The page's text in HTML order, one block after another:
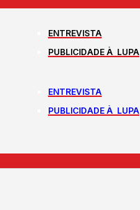
ENTREVISTA
PUBLICIDADE À LUPA
ENTREVISTA
PUBLICIDADE À LUPA